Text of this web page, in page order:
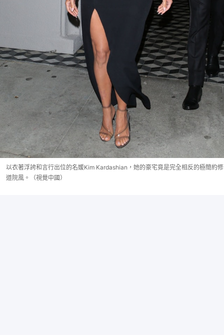
以衣著浮誇和言行出位的名媛Kim Kardashian，她的豪宅竟是完全相反的極簡約修
道院風。（視覺中國）